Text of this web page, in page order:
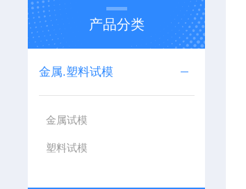
产品分类
金属.塑料试模
金属试模
塑料试模